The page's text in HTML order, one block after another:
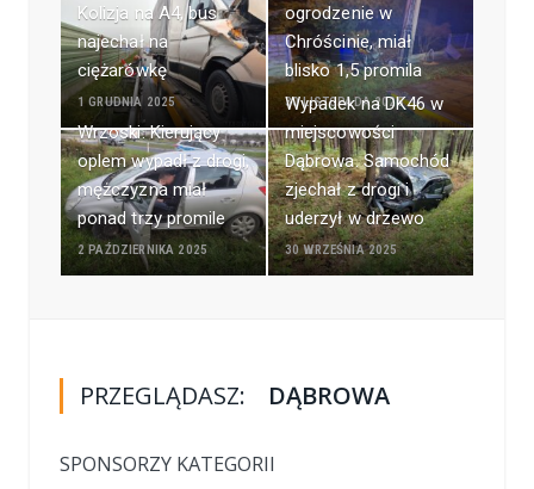
Kolizja na A4, bus
najechał na
ciężarówkę
1 GRUDNIA 2025
ogrodzenie w
Chróścinie, miał
blisko 1,5 promila
30 LISTOPADA 2025
Wrzoski. Kierujący
oplem wypadł z drogi,
mężczyzna miał
ponad trzy promile
2 PAŹDZIERNIKA 2025
Wypadek na DK46 w
miejscowości
Dąbrowa. Samochód
zjechał z drogi i
uderzył w drzewo
30 WRZEŚNIA 2025
PRZEGLĄDASZ: DĄBROWA
SPONSORZY KATEGORII